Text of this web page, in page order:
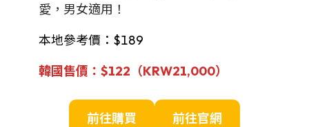
愛，男女適用！
本地參考價：$189
韓國售價：$122（KRW21,000）
前往購買 前往官網